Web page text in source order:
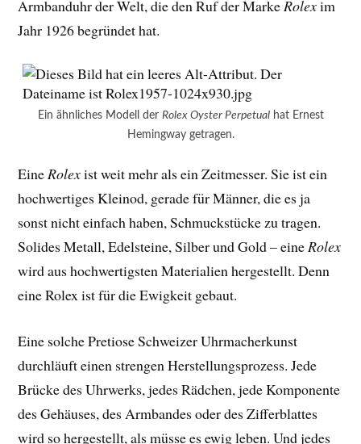
Armbanduhr der Welt, die den Ruf der MarkeRolexim
Jahr 1926 begründet hat.
Ein ähnliches Modell der Rolex Oyster Perpetualhat Ernest
Hemingway getragen.
EineRolexist weit mehr als ein Zeitmesser. Sie ist ein
hochwertiges Kleinod, gerade für Männer, die es ja
sonst nicht einfach haben, Schmuckstücke zu tragen.
Solides Metall, Edelsteine, Silber und Gold – eineRolex
wird aus hochwertigsten Materialien hergestellt. Denn
eine Rolex ist für die Ewigkeit gebaut.
Eine solche Pretiose Schweizer Uhrmacherkunst
durchläuft einen strengen Herstellungsprozess. Jede
Brücke des Uhrwerks, jedes Rädchen, jede Komponente
des Gehäuses, des Armbandes oder des Zifferblattes
wird so hergestellt, als müsse es ewig leben. Und jedes